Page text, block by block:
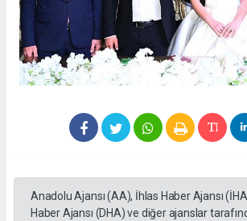
Anadolu Ajansı (AA), İhlas Haber Ajansı
Haber Ajansı (DHA) ve diğer ajanslar